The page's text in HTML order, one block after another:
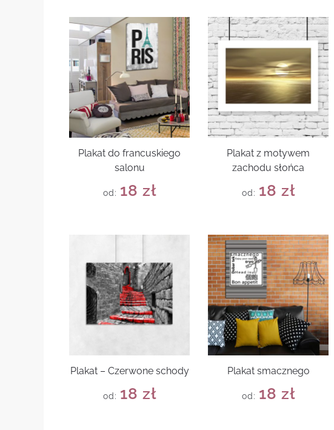
Plakat do francuskiego
salonu
od: 18 zł
Plakat z motywem
zachodu słońca
od: 18 zł
Plakat – Czerwone schody
od: 18 zł
Plakat smacznego
od: 18 zł